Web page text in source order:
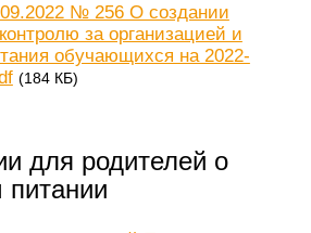
№ 256 О создании
за организацией и
обучающихся на 2022-
(184 КБ)
для родителей о